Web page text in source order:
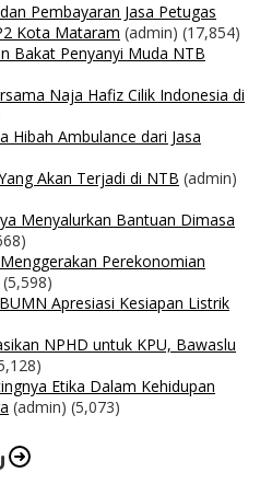
Pembayaran Jasa Petugas
Kota Mataram (admin) (17,854)
Bakat Penyanyi Muda NTB
Naja Hafiz Cilik Indonesia di
Ambulance dari Jasa
Akan Terjadi di NTB (admin)
Menyalurkan Bantuan Dimasa
Perekonomian
(5,598)
Apresiasi Kesiapan Listrik
NPHD untuk KPU, Bawaslu
Etika Dalam Kehidupan
(admin) (5,073)